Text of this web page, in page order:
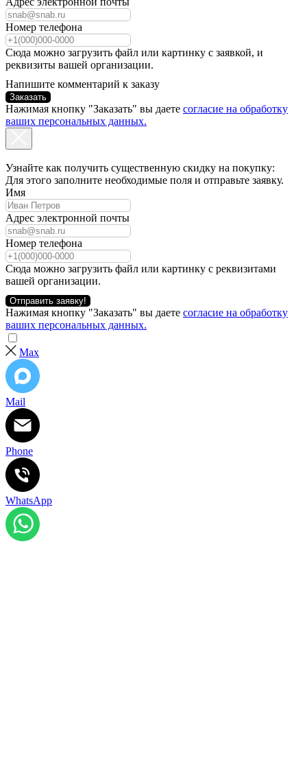
Номер телефона
Сюда можно загрузить файл или картинку с заявкой, и
реквизиты вашей организации.
Напишите комментарий к заказу
Заказать
Нажимая кнопку "Заказать" вы даете согласие на обработку
ваших персональных данных.
Узнайте как получить существенную скидку на покупку:
Для этого заполните необходимые поля и отправьте заявку.
Имя
Адрес электронной почты
Номер телефона
Сюда можно загрузить файл или картинку с реквизитами
вашей организации.
Отправить заявку!
Нажимая кнопку "Заказать" вы даете согласие на обработку
ваших персональных данных.
Max
Mail
Phone
WhatsApp